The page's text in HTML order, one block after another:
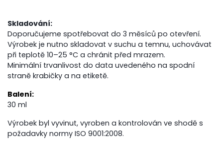
Skladování:
Doporučujeme spotřebovat do 3 měsíců po otevření.
Výrobek je nutno skladovat v suchu a temnu, uchovávat
při teplotě 10–25 °C a chránit před mrazem.
Minimální trvanlivost do data uvedeného na spodní
straně krabičky a na etiketě.
Balení:
30 ml
Výrobek byl vyvinut, vyroben a kontrolován ve shodě s
požadavky normy ISO 9001:2008.